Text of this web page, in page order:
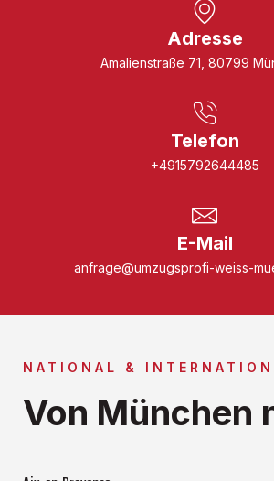
Adresse
Amalienstraße 71, 80799
Telefon
+4915792644485
E-Mail
anfrage@umzugsprofi-weiss-
NATIONAL &
Von München